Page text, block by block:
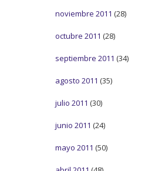
noviembre 2011 (28)
octubre 2011 (28)
septiembre 2011 (34)
agosto 2011 (35)
julio 2011 (30)
junio 2011 (24)
mayo 2011 (50)